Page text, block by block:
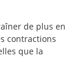
de plus en
contractions
que la